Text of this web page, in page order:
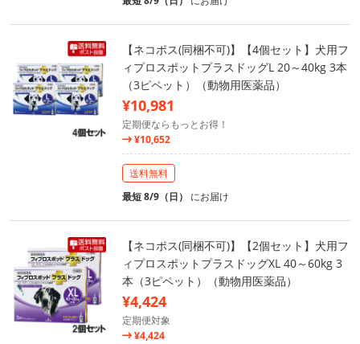
【ネコポス(同梱不可)】【4個セット】犬用フ
ィプロスポットプラスドッグL 20～40kg 3本
（3ピペット）（動物用医薬品）
¥10,981
定期便ならもっとお得！
¥10,652
送料無料
最短 8/9（日） にお届け
【ネコポス(同梱不可)】【2個セット】犬用フ
ィプロスポットプラスドッグXL 40～60kg 3
本（3ピペット）（動物用医薬品）
¥4,424
定期便対象
¥4,424